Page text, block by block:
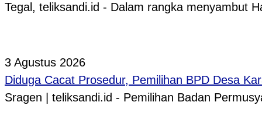
Tegal, teliksandi.id - Dalam rangka menyambut
3 Agustus 2026
Diduga Cacat Prosedur, Pemilihan BPD Desa
Sragen | teliksandi.id - Pemilihan Badan